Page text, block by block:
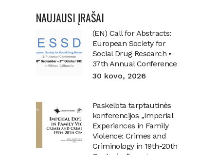
NAUJAUSI ĮRAŠAI
(EN) Call for Abstracts:
European Society for
Social Drug Research •
37th Annual Conference
30 kovo, 2026
Paskelbta tarptautinės
konferencijos „Imperial
Experiences in Family
Violence: Crimes and
Criminology in 19th-20th